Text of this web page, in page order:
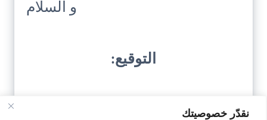
نقدّر خصوصيتك
و السلام
التوقيع: